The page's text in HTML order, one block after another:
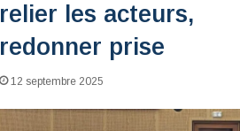
relier les acteurs,
redonner prise
12 septembre 2025